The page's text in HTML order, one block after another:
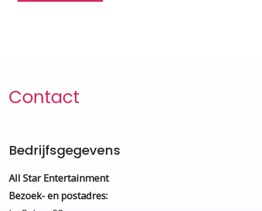
Contact
Bedrijfsgegevens
All Star Entertainment
Bezoek- en postadres: